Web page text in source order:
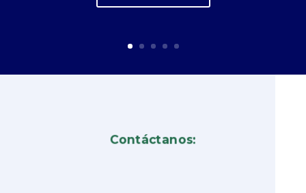
Contáctanos: